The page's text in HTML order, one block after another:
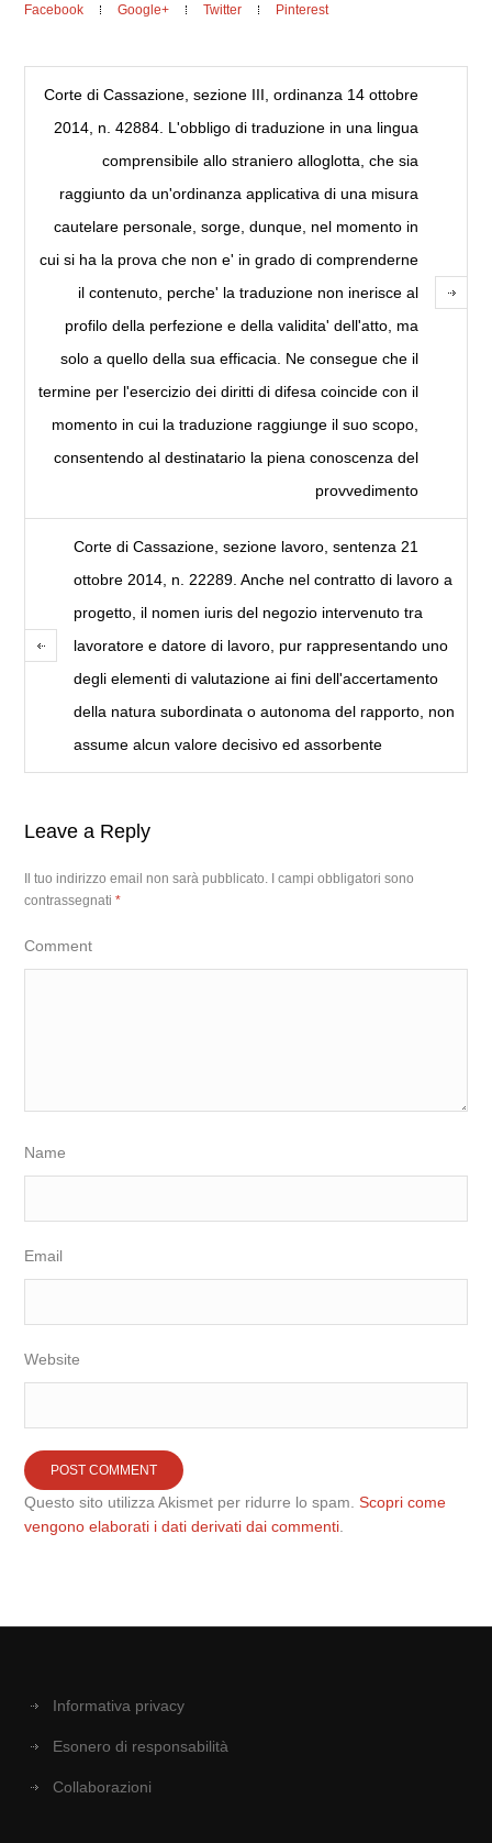
Facebook Google+ Twitter Pinterest
Corte di Cassazione, sezione III, ordinanza 14 ottobre
2014, n. 42884. L'obbligo di traduzione in una lingua
comprensibile allo straniero alloglotta, che sia
raggiunto da un'ordinanza applicativa di una misura
cautelare personale, sorge, dunque, nel momento in
cui si ha la prova che non e' in grado di comprenderne
il contenuto, perche' la traduzione non inerisce al
profilo della perfezione e della validita' dell'atto, ma
solo a quello della sua efficacia. Ne consegue che il
termine per l'esercizio dei diritti di difesa coincide con il
momento in cui la traduzione raggiunge il suo scopo,
consentendo al destinatario la piena conoscenza del
provvedimento
Corte di Cassazione, sezione lavoro, sentenza 21
ottobre 2014, n. 22289. Anche nel contratto di lavoro a
progetto, il nomen iuris del negozio intervenuto tra
lavoratore e datore di lavoro, pur rappresentando uno
degli elementi di valutazione ai fini dell'accertamento
della natura subordinata o autonoma del rapporto, non
assume alcun valore decisivo ed assorbente
Leave a Reply
Il tuo indirizzo email non sarà pubblicato.
I campi obbligatori sono
contrassegnati*
Comment
Name
Email
Website
Questo sito utilizza Akismet per ridurre lo spam.Scopri come
vengono elaborati i dati derivati dai commenti
Informativa privacy
Esonero di responsabilità
Collaborazioni